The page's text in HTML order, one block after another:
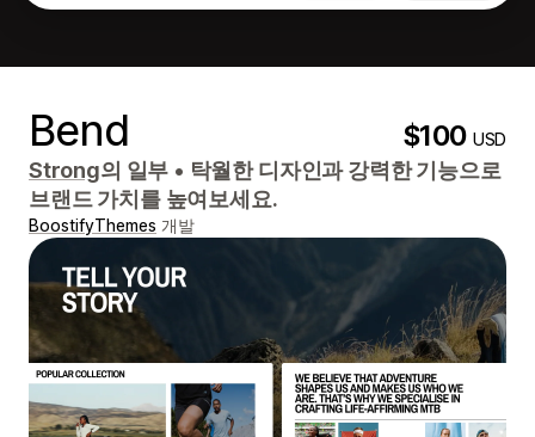
Bend $100USD
Strong의 일부 • 탁월한 디자인과 강력한 기능으로
브랜드 가치를 높여보세요.
BoostifyThemes 개발